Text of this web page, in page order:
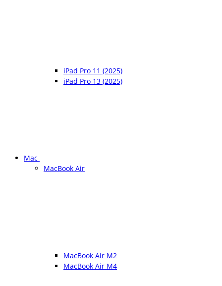
iPad Pro 11 (2025)
iPad Pro 13 (2025)
Mac
MacBook Air
MacBook Air M2
MacBook Air M4